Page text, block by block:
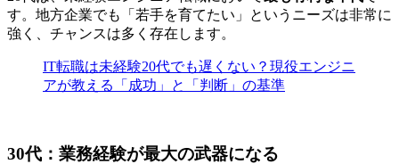
す。地方企業でも「若手を育てたい」というニーズは非常に
強く、チャンスは多く存在します。
IT転職は未経験20代でも遅くない？現役エンジニ
アが教える「成功」と「判断」の基準
30代：業務経験が最大の武器になる